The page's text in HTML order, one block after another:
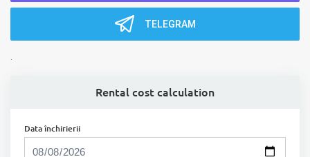
TELEGRAM
.
Rental cost calculation
Data închirierii